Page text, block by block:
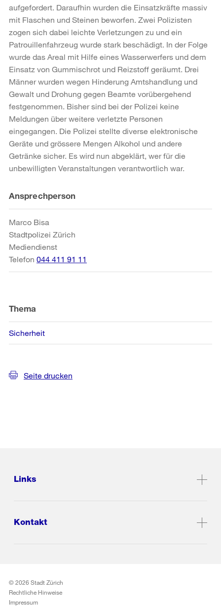
aufgefordert. Daraufhin wurden die Einsatzkräfte massiv
mit Flaschen und Steinen beworfen. Zwei Polizisten
zogen sich dabei leichte Verletzungen zu und ein
Patrouillenfahrzeug wurde stark beschädigt. In der Folge
wurde das Areal mit Hilfe eines Wasserwerfers und dem
Einsatz von Gummischrot und Reizstoff geräumt. Drei
Männer wurden wegen Hinderung Amtshandlung und
Gewalt und Drohung gegen Beamte vorübergehend
festgenommen. Bisher sind bei der Polizei keine
Meldungen über weitere verletzte Personen
eingegangen. Die Polizei stellte diverse elektronische
Geräte und grössere Mengen Alkohol und andere
Getränke sicher. Es wird nun abgeklärt, wer für die
unbewilligten Veranstaltungen verantwortlich war.
Weitere
Informationen
Ansprechperson
Marco Bisa
Stadtpolizei Zürich
Mediendienst
Telefon 044 411 91 11
Thema
Sicherheit
Seite drucken
Links
Kontakt
© 2026 Stadt Zürich
Rechtliche Hinweise
Impressum